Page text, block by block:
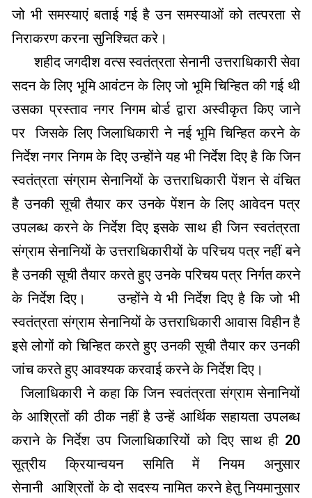
जो भी समस्याएं बताई गई है उन समस्याओं को तत्परता से
निराकरण करना सुनिश्चित करे।
शहीद जगदीश वत्स स्वतंत्रता सेनानी उत्तराधिकारी सेवा
सदन के लिए भूमि आवंटन के लिए जो भूमि चिन्हित की गई थी
उसका प्रस्ताव नगर निगम बोर्ड द्वारा अस्वीकृत किए जाने
पर जिसके लिए जिलाधिकारी ने नई भूमि चिन्हित करने के
निर्देश नगर निगम के दिए उन्होंने यह भी निर्देश दिए है कि जिन
स्वतंत्रता संग्राम सेनानियों के उत्तराधिकारी पेंशन से वंचित
है उनकी सूची तैयार कर उनके पेंशन के लिए आवेदन पत्र
उपलब्ध करने के निर्देश दिए इसके साथ ही जिन स्वतंत्रता
संग्राम सेनानियों के उत्तराधिकारीयों के परिचय पत्र नहीं बने
है उनकी सूची तैयार करते हुए उनके परिचय पत्र निर्गत करने
के निर्देश दिए। उन्होंने ये भी निर्देश दिए है कि जो भी
स्वतंत्रता संग्राम सेनानियों के उत्तराधिकारी आवास विहीन है
इसे लोगों को चिन्हित करते हुए उनकी सूची तैयार कर उनकी
जांच करते हुए आवश्यक करवाई करने के निर्देश दिए।
जिलाधिकारी ने कहा कि जिन स्वतंत्रता संग्राम सेनानियों
के आश्रितों की ठीक नहीं है उन्हें आर्थिक सहायता उपलब्ध
कराने के निर्देश उप जिलाधिकारियों को दिए साथ ही 20
सूत्रीय क्रियान्वयन समिति में नियम अनुसार
सेनानी आश्रितों के दो सदस्य नामित करने हेतु नियमानुसार